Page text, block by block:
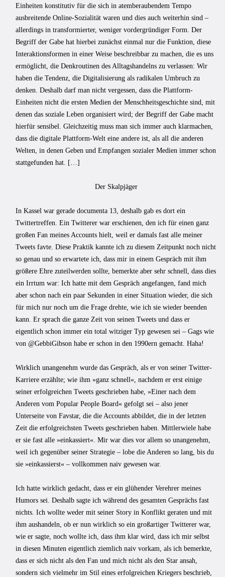
Einheiten konstitutiv für die sich in atemberaubendem Tempo
ausbreitende Online-Sozialität waren und dies auch weiterhin sind –
allerdings in transformierter, weniger vordergründiger Form. Der
Begriff der Gabe hat hierbei zunächst einmal nur die Funktion, diese
Interaktionsformen in einer Weise beschreibbar zu machen, die es uns
ermöglicht, die Denkroutinen des Alltagshandelns zu verlassen: Wir
haben die Tendenz, die Digitalisierung als radikalen Umbruch zu
denken. Deshalb darf man nicht vergessen, dass die Plattform-
Einheiten nicht die ersten Medien der Menschheitsgeschichte sind, mit
denen das soziale Leben organisiert wird; der Begriff der Gabe macht
hierfür sensibel. Gleichzeitig muss man sich immer auch klarmachen,
dass die digitale Plattform-Welt eine andere ist, als all die anderen
Welten, in denen Geben und Empfangen sozialer Medien immer schon
stattgefunden hat. […]
Der Skalpjäger
In Kassel war gerade documenta 13, deshalb gab es dort ein
Twittertreffen. Ein Twitterer war erschienen, den ich für einen ganz
großen Fan meines Accounts hielt, weil er damals fast alle meiner
Tweets favte. Diese Praktik kannte ich zu diesem Zeitpunkt noch nicht
so genau und so erwartete ich, dass mir in einem Gespräch mit ihm
größere Ehre zuteilwerden sollte, bemerkte aber sehr schnell, dass dies
ein Irrtum war: Ich hatte mit dem Gespräch angefangen, fand mich
aber schon nach ein paar Sekunden in einer Situation wieder, die sich
für mich nur noch um die Frage drehte, wie ich sie wieder beenden
kann. Er sprach die ganze Zeit von seinen Tweets und dass er
eigentlich schon immer ein total witziger Typ gewesen sei – Gags wie
von @GebbiGibson habe er schon in den 1990ern gemacht. Haha!
Wirklich unangenehm wurde das Gespräch, als er von seiner Twitter-
Karriere erzählte; wie ihm »ganz schnell«, nachdem er erst einige
seiner erfolgreichen Tweets geschrieben habe, »Einer nach dem
Anderen vom Popular People Board« gefolgt sei – also jener
Unterseite von Favstar, die die Accounts abbildet, die in der letzten
Zeit die erfolgreichsten Tweets geschrieben haben. Mittlerwiele habe
er sie fast alle »einkassiert«. Mir war dies vor allem so unangenehm,
weil ich gegenüber seiner Strategie – lobe die Anderen so lang, bis du
sie »einkassierst« – vollkommen naiv gewesen war.
Ich hatte wirklich gedacht, dass er ein glühender Verehrer meines
Humors sei. Deshalb sagte ich während des gesamten Gesprächs fast
nichts. Ich wollte weder mit seiner Story in Konflikt geraten und mit
ihm aushandeln, ob er nun wirklich so ein großartiger Twitterer war,
wie er sagte, noch wollte ich, dass ihm klar wird, dass ich mir selbst
in diesen Minuten eigentlich ziemlich naiv vorkam, als ich bemerkte,
dass er sich nicht als den Fan und mich nicht als den Star ansah,
sondern sich vielmehr im Stil eines erfolgreichen Kriegers beschrieb,